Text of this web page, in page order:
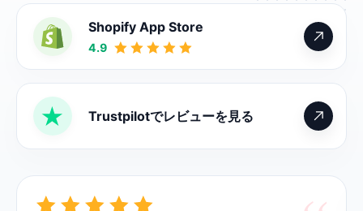
Shopify App Store
4.9
Trustpilotでレビューを見る